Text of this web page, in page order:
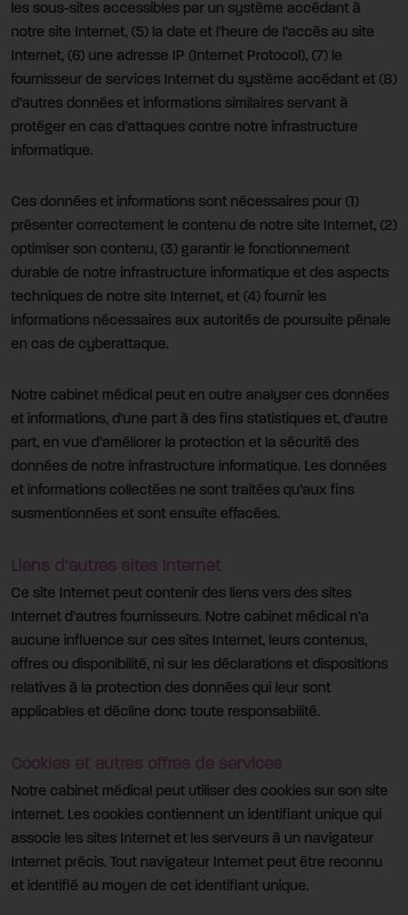
les sous-sites accessibles par un système accédant à
notre site Internet, (5) la date et l’heure de l’accès au site
Internet, (6) une adresse IP (Internet Protocol), (7) le
fournisseur de services Internet du système accédant et (8)
d’autres données et informations similaires servant à
protéger en cas d’attaques contre notre infrastructure
informatique.
Ces données et informations sont nécessaires pour (1)
présenter correctement le contenu de notre site Internet, (2)
optimiser son contenu, (3) garantir le fonctionnement
durable de notre infrastructure informatique et des aspects
techniques de notre site Internet, et (4) fournir les
informations nécessaires aux autorités de poursuite pénale
en cas de cyberattaque.
Notre cabinet médical peut en outre analyser ces données
et informations, d’une part à des fins statistiques et, d’autre
part, en vue d’améliorer la protection et la sécurité des
données de notre infrastructure informatique. Les données
et informations collectées ne sont traitées qu’aux fins
susmentionnées et sont ensuite effacées.
Liens d’autres sites Internet
Ce site Internet peut contenir des liens vers des sites
Internet d’autres fournisseurs. Notre cabinet médical n’a
aucune influence sur ces sites Internet, leurs contenus,
offres ou disponibilité, ni sur les déclarations et dispositions
relatives à la protection des données qui leur sont
applicables et décline donc toute responsabilité.
Cookies et autres offres de services
Notre cabinet médical peut utiliser des cookies sur son site
Internet. Les cookies contiennent un identifiant unique qui
associe les sites Internet et les serveurs à un navigateur
Internet précis. Tout navigateur Internet peut être reconnu
et identifié au moyen de cet identifiant unique.